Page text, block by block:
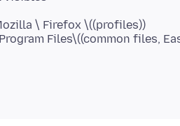
\ Firefox \((profiles))
Files\((common files,